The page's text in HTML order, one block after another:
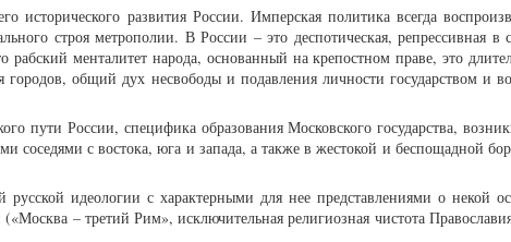
исторического развития России. Имперская политика всегда
строя метрополии. В России – это деспотическая, репрессивная в
рабский менталитет народа, основанный на крепостном праве, это
городов, общий дух несвободы и подавления личности государством и
пути России, специфика образования Московского государства,
соседями с востока, юга и запада, а также в жестокой и беспощадной
русской идеологии с характерными для нее представлениями о некой
– третий Рим», исключительная религиозная чистота